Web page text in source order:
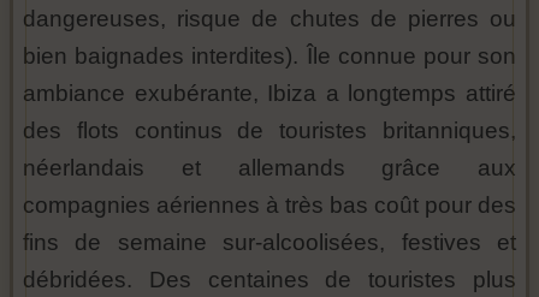
dangereuses, risque de chutes de pierres ou
bien baignades interdites). Île connue pour son
ambiance exubérante, Ibiza a longtemps attiré
des flots continus de touristes britanniques,
néerlandais et allemands grâce aux
compagnies aériennes à très bas coût pour des
fins de semaine sur-alcoolisées, festives et
débridées. Des centaines de touristes plus